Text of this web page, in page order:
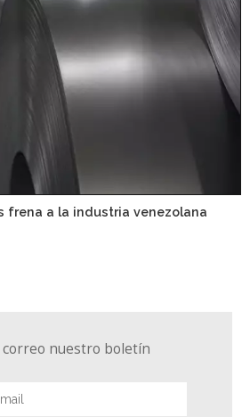
frena a la industria venezolana
correo nuestro boletín